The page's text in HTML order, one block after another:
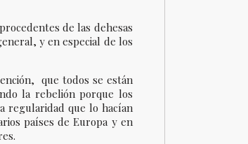
de las dehesas
y en especial de los
que todos se están
la rebelión porque los
regularidad que lo hacían
países de Europa y en